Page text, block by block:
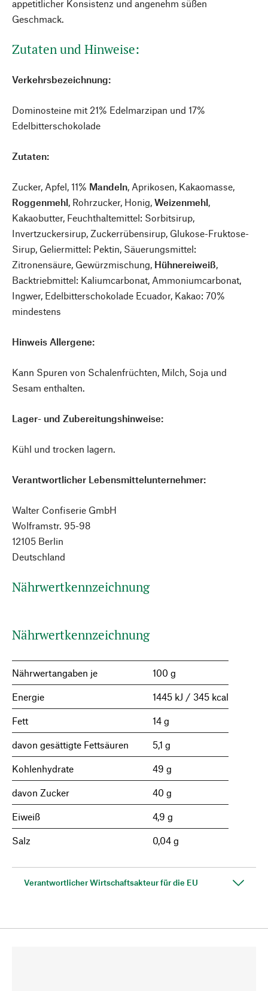
appetitlicher Konsistenz und angenehm süßen
Geschmack.
Zutaten und Hinweise:
Verkehrsbezeichnung:
Dominosteine mit 21% Edelmarzipan und 17%
Edelbitterschokolade
Zutaten:
Zucker, Apfel, 11% Mandeln, Aprikosen, Kakaomasse,
Roggenmehl, Rohrzucker, Honig, Weizenmehl,
Kakaobutter, Feuchthaltemittel: Sorbitsirup,
Invertzuckersirup, Zuckerrübensirup, Glukose-Fruktose-
Sirup, Geliermittel: Pektin, Säuerungsmittel:
Zitronensäure, Gewürzmischung, Hühnereiweiß,
Backtriebmittel: Kaliumcarbonat, Ammoniumcarbonat,
Ingwer, Edelbitterschokolade Ecuador, Kakao: 70%
mindestens
Hinweis Allergene:
Kann Spuren von Schalenfrüchten, Milch, Soja und
Sesam enthalten.
Lager- und Zubereitungshinweise:
Kühl und trocken lagern.
Verantwortlicher Lebensmittelunternehmer:
Walter Confiserie GmbH
Wolframstr. 95-98
12105 Berlin
Deutschland
Nährwertkennzeichnung
Nährwertkennzeichnung
Nährwertangaben je 100 g
Energie 1445 kJ / 345 kcal
Fett 14 g
davon gesättigte Fettsäuren 5,1 g
Kohlenhydrate 49 g
davon Zucker 40 g
Eiweiß 4,9 g
Salz 0,04 g
Verantwortlicher Wirtschaftsakteur für die EU